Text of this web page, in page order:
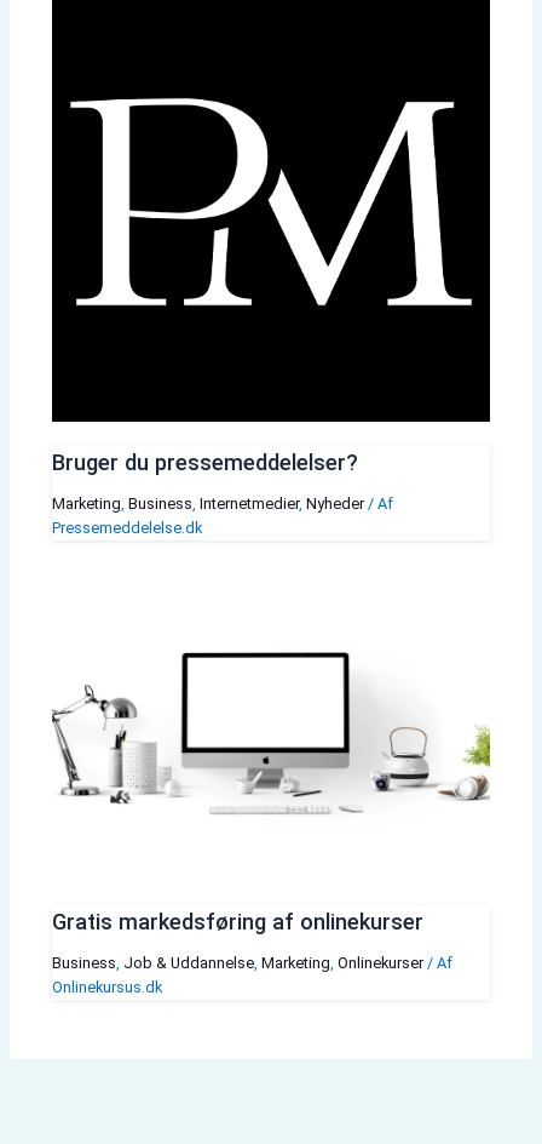
Bruger du pressemeddelelser?
Marketing, Business, Internetmedier, Nyheder/ Af
Pressemeddelelse.dk
Gratis markedsføring af onlinekurser
Business, Job & Uddannelse, Marketing, Onlinekurser/ Af
Onlinekursus.dk